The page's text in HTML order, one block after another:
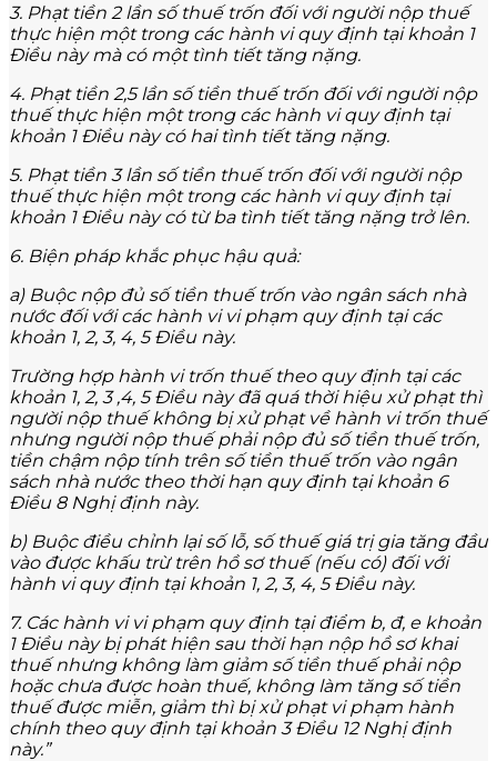
3. Phạt tiền 2 lần số thuế trốn đối với người nộp thuế
thực hiện một trong các hành vi quy định tại khoản 1
Điều này mà có một tình tiết tăng nặng.
4. Phạt tiền 2,5 lần số tiền thuế trốn đối với người nộp
thuế thực hiện một trong các hành vi quy định tại
khoản 1 Điều này có hai tình tiết tăng nặng.
5. Phạt tiền 3 lần số tiền thuế trốn đối với người nộp
thuế thực hiện một trong các hành vi quy định tại
khoản 1 Điều này có từ ba tình tiết tăng nặng trở lên.
6. Biện pháp khắc phục hậu quả:
a) Buộc nộp đủ số tiền thuế trốn vào ngân sách nhà
nước đối với các hành vi vi phạm quy định tại các
khoản 1, 2, 3, 4, 5 Điều này.
Trường hợp hành vi trốn thuế theo quy định tại các
khoản 1, 2, 3 ,4, 5 Điều này đã quá thời hiệu xử phạt thì
người nộp thuế không bị xử phạt về hành vi trốn thuế
nhưng người nộp thuế phải nộp đủ số tiền thuế trốn,
tiền chậm nộp tính trên số tiền thuế trốn vào ngân
sách nhà nước theo thời hạn quy định tại khoản 6
Điều 8 Nghị định này.
b) Buộc điều chỉnh lại số lỗ, số thuế giá trị gia tăng đầu
vào được khấu trừ trên hồ sơ thuế (nếu có) đối với
hành vi quy định tại khoản 1, 2, 3, 4, 5 Điều này.
7. Các hành vi vi phạm quy định tại điểm b, đ, e khoản
1 Điều này bị phát hiện sau thời hạn nộp hồ sơ khai
thuế nhưng không làm giảm số tiền thuế phải nộp
hoặc chưa được hoàn thuế, không làm tăng số tiền
thuế được miễn, giảm thì bị xử phạt vi phạm hành
chính theo quy định tại khoản 3 Điều 12 Nghị định
này.”